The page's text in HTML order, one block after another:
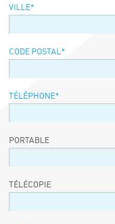
VILLE*
CODE POSTAL*
TÉLÉPHONE*
PORTABLE
TÉLÉCOPIE